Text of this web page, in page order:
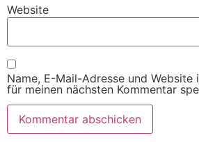
Website
Name, E-Mail-Adresse und Website
für meinen nächsten Kommentar